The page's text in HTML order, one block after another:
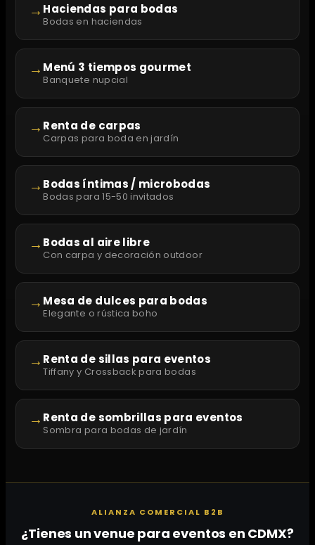
→ Haciendas para bodas
Bodas en haciendas
→ Menú 3 tiempos gourmet
Banquete nupcial
→ Renta de carpas
Carpas para boda en jardín
→ Bodas íntimas / microbodas
Bodas para 15-50 invitados
→ Bodas al aire libre
Con carpa y decoración outdoor
→ Mesa de dulces para bodas
Elegante o rústica boho
→ Renta de sillas para eventos
Tiffany y Crossback para bodas
→ Renta de sombrillas para eventos
Sombra para bodas de jardín
ALIANZA COMERCIAL B2B
¿Tienes un venue para eventos en CDMX?